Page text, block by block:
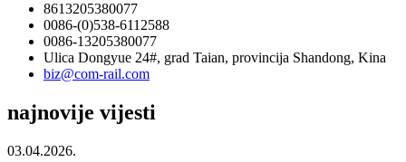
8613205380077
0086-(0)538-6112588
0086-13205380077
Ulica Dongyue 24#, grad Taian, provincija Shandong, Kina
biz@com-rail.com
najnovije vijesti
03.04.2026.